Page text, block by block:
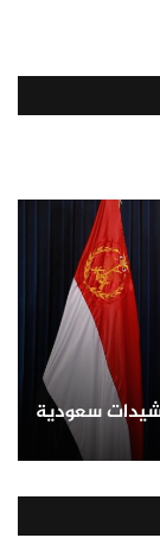
سعودية